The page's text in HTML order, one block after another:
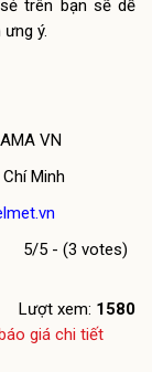
trên bạn sẽ dễ
ý.
VN
Minh
5/5 - (3 votes)
Lượt xem: 1580